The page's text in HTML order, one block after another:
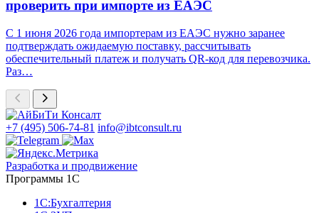
проверить при импорте из ЕАЭС
С 1 июня 2026 года импортерам из ЕАЭС нужно заранее
подтверждать ожидаемую поставку, рассчитывать
обеспечительный платеж и получать QR-код для перевозчика.
Раз…
+7 (495) 506-74-81 info@ibtconsult.ru
Разработка и продвижение
Программы 1С
1С:Бухгалтерия